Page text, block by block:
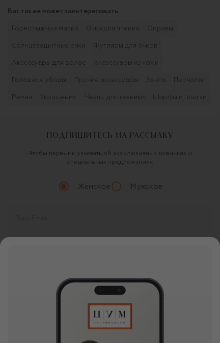
Вас также может заинтересовать
Горнолыжные маски Очки для чтения Оправы
Солнцезащитные очки Футляры для очков
Аксессуары для волос Аксессуары из кожи
Головные уборы Прочие аксессуары Зонты Перчатки
Ремни Украшения Чехлы для техники Шарфы и платки
ПОДПИШИТЕСЬ НА РАССЫЛКУ
Чтобы первыми узнавать об эксклюзивных новинках и
специальных предложениях
Женское Мужское
О ЦУМ
О магазине
Новости и события
ОНЛАЙН ПОКУПКИ